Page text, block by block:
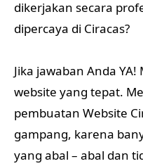
dikerjakan secara
dipercaya di Ciracas?
Jika jawaban Anda
website yang tepat.
pembuatan Website
gampang, karena
yang abal – abal dan